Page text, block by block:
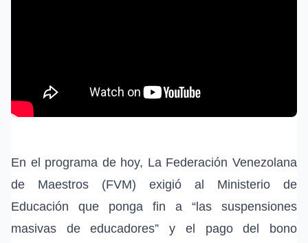
En el programa de hoy, La Federación Venezolana
de Maestros (FVM) exigió al Ministerio de
Educación que ponga fin a “las suspensiones
masivas de educadores” y el pago del bono